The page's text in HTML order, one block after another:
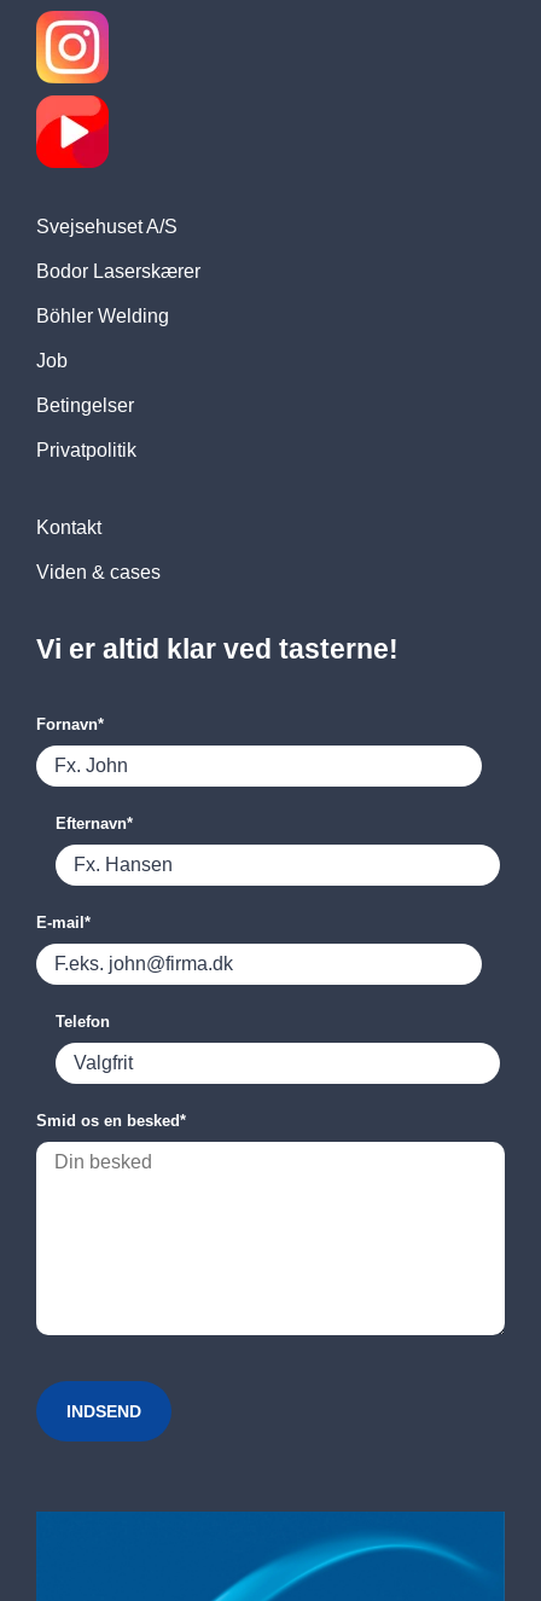
Svejsehuset A/S
Bodor Laserskærer
Böhler Welding
Job
Betingelser
Privatpolitik
Kontakt
Viden & cases
Vi er altid klar ved tasterne!
Fornavn*
Efternavn*
E-mail *
Telefon
Smid os en besked*